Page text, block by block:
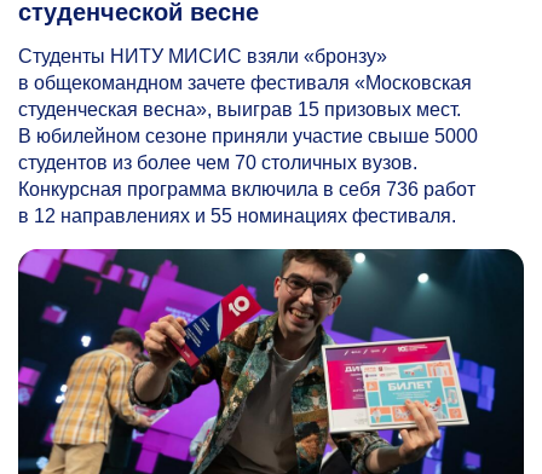
студенческой весне
Студенты НИТУ МИСИС взяли «бронзу»
в общекомандном зачете фестиваля «Московская
студенческая весна», выиграв 15 призовых мест.
В юбилейном сезоне приняли участие свыше 5000
студентов из более чем 70 столичных вузов.
Конкурсная программа включила в себя 736 работ
в 12 направлениях и 55 номинациях фестиваля.